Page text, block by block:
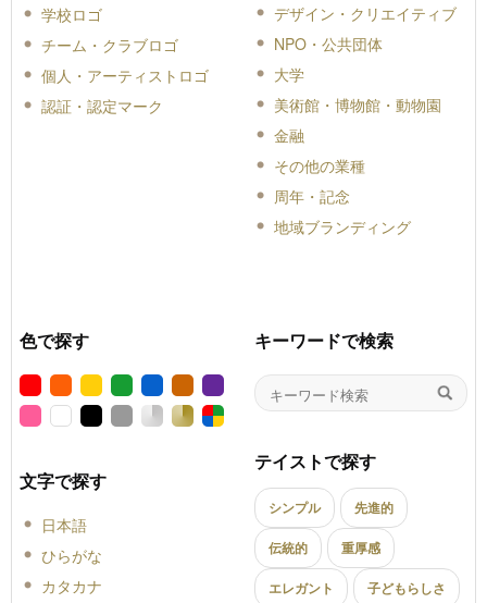
学校ロゴ
チーム・クラブロゴ
個人・アーティストロゴ
認証・認定マーク
デザイン・クリエイティブ
NPO・公共団体
大学
美術館・博物館・動物園
金融
その他の業種
周年・記念
地域ブランディング
色で探す
文字で探す
日本語
ひらがな
カタカナ
キーワードで検索
テイストで探す
シンプル 先進的
伝統的 重厚感
エレガント 子どもらしさ